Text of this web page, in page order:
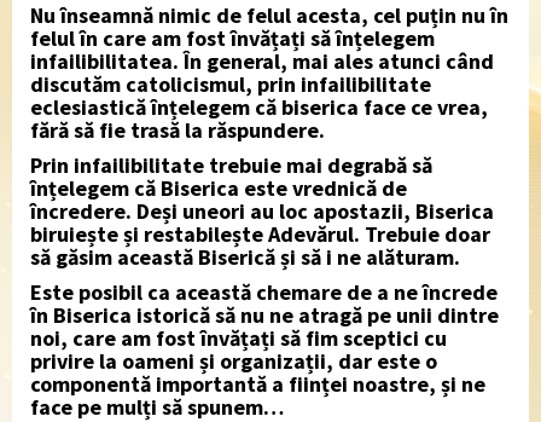
Nu înseamnă nimic de felul acesta, cel puțin nu în
felul în care am fost învățați să înțelegem
infailibilitatea. În general, mai ales atunci când
discutăm catolicismul, prin infailibilitate
eclesiastică înțelegem că biserica face ce vrea,
fără să fie trasă la răspundere.
Prin infailibilitate trebuie mai degrabă să
înțelegem că Biserica este vrednică de
încredere. Deși uneori au loc apostazii, Biserica
biruiește și restabilește Adevărul. Trebuie doar
să găsim această Biserică și să i ne alăturam.
Este posibil ca această chemare de a ne încrede
în Biserica istorică să nu ne atragă pe unii dintre
noi, care am fost învățați să fim sceptici cu
privire la oameni și organizații, dar este o
componentă importantă a ființei noastre, și ne
face pe mulți să spunem…